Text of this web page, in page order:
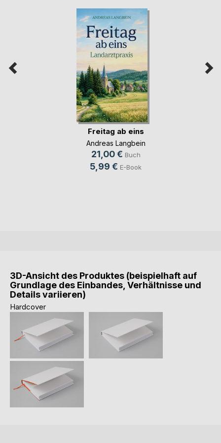
Freitag ab eins
Andreas Langbein
21,00 € Buch
5,99 € E-Book
3D-Ansicht des Produktes (beispielhaft auf
Grundlage des Einbandes, Verhältnisse und
Details variieren)
Hardcover